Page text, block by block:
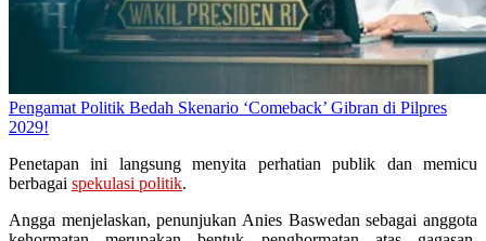
Pengamat Politik Bedah Skenario ‘Comeback’ Gibran di Pilpres
2029!
Penetapan ini langsung menyita perhatian publik dan memicu
berbagai spekulasi politik.
Angga menjelaskan, penunjukan Anies Baswedan sebagai anggota